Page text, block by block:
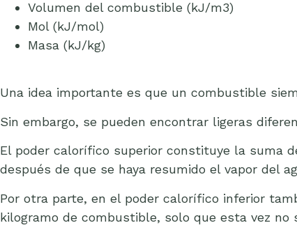
Volumen del combustible (kJ/m3)
Mol (kJ/mol)
Masa (kJ/kg)
Una idea importante es que un combustible
Sin embargo, se pueden encontrar ligeras
El poder calorífico superior constituye la suma
después de que se haya resumido el vapor del
Por otra parte, en el poder calorífico inferior
kilogramo de combustible, solo que esta vez no